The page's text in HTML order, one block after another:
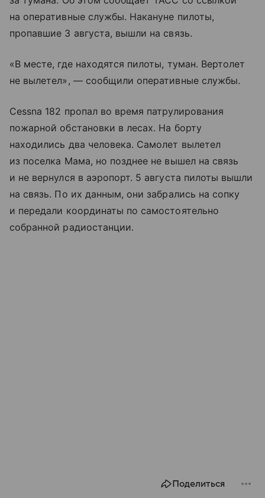
на оперативные службы. Накануне пилоты,
пропавшие 3 августа, вышли на связь.
«В месте, где находятся пилоты, туман. Вертолет
не вылетел», — сообщили оперативные службы.
Cessna 182 пропал во время патрулирования
пожарной обстановки в лесах. На борту
находились два человека. Самолет вылетел
из поселка Мама, но позднее не вышел на связь
и не вернулся в аэропорт. 5 августа пилоты вышли
на связь. По их данным, они забрались на сопку
и передали координаты по самостоятельно
собранной радиостанции.
Поделиться